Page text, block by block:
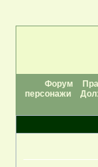
Форум
персонажи